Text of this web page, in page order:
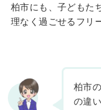
柏市にも、子どもた
理なく過ごせるフリ
柏市
の違